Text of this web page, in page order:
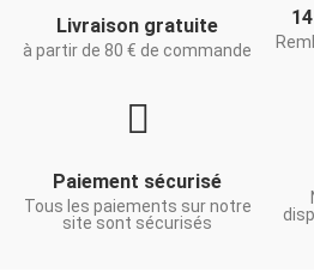
Livraison gratuite
à partir de 80 € de commande
Paiement sécurisé
Tous les paiements sur notre
site sont sécurisés